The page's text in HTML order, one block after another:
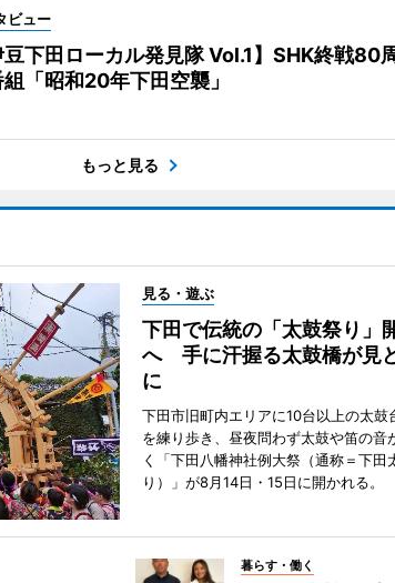
ビュー
豆下田ローカル発見隊 Vol.1】SHK終戦80
「昭和20年下田空襲」
もっと見る
見る・遊ぶ
下田で伝統の「太鼓祭り」
へ 手に汗握る太鼓橋が見
に
下田市旧町内エリアに10台以上の太鼓
を練り歩き、昼夜問わず太鼓や笛の音
く「下田八幡神社例大祭（通称＝下田
り）」が8月14日・15日に開かれる。
暮らす・働く